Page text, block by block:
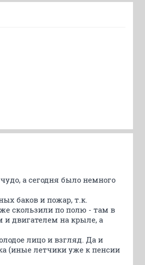
а сегодня было немного
баков и пожар, т.к.
скользили по полю - там в
и двигателем на крыле, а
лицо и взгляд. Да и
(иные летчики уже к пенсии